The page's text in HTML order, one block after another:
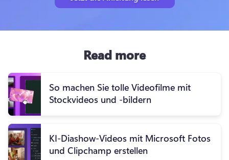
Read more
So machen Sie tolle Videofilme mit
Stockvideos und -bildern
KI-Diashow-Videos mit Microsoft Fotos
und Clipchamp erstellen